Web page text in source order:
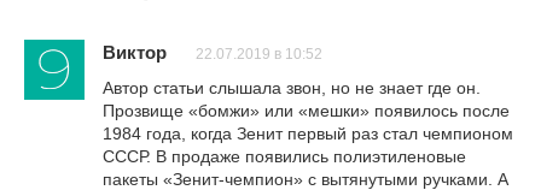
Виктор 22.07.2019 в 10:52
Автор статьи слышала звон, но не знает где он.
Прозвище «бомжи» или «мешки» появилось после
1984 года, когда Зенит первый раз стал чемпионом
СССР. В продаже появились полиэтиленовые
пакеты «Зенит-чемпион» с вытянутыми ручками. А